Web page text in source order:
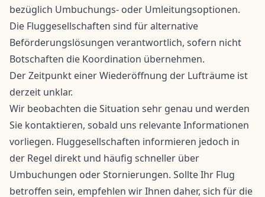
bezüglich Umbuchungs- oder Umleitungsoptionen.
Die Fluggesellschaften sind für alternative
Beförderungslösungen verantwortlich, sofern nicht
Botschaften die Koordination übernehmen.
Der Zeitpunkt einer Wiederöffnung der Lufträume ist
derzeit unklar.
Wir beobachten die Situation sehr genau und werden
Sie kontaktieren, sobald uns relevante Informationen
vorliegen. Fluggesellschaften informieren jedoch in
der Regel direkt und häufig schneller über
Umbuchungen oder Stornierungen. Sollte Ihr Flug
betroffen sein, empfehlen wir Ihnen daher, sich für die